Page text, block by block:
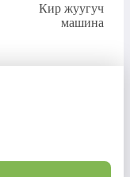
Кир жуугуч
машина